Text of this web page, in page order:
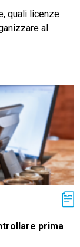
quali licenze
al
prima